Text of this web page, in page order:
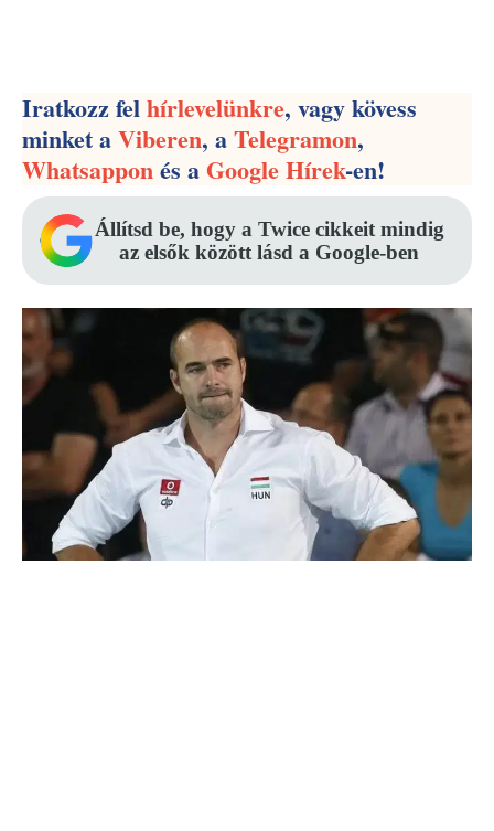
Iratkozz felhírlevelünkre, vagy kövess
minket aViberen, aTelegramon,
Whatsapponés aGoogle Hírek-en!
Állítsd be, hogy a Twice cikkeit mindig
az elsők között lásd a Google-ben